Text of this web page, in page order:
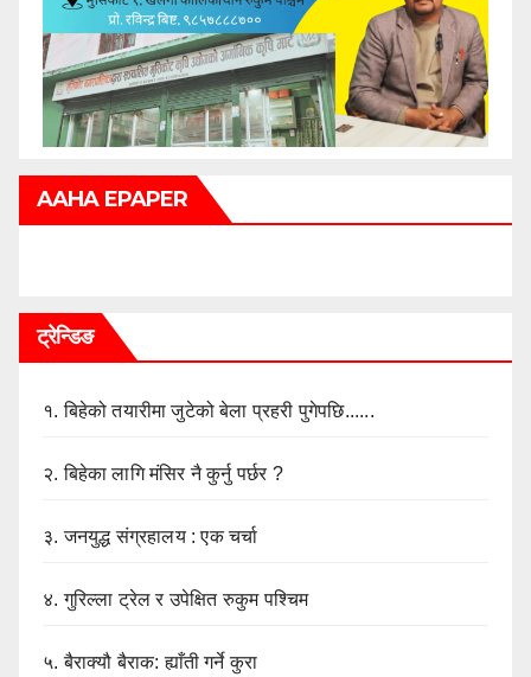
AAHA EPAPER
ट्रेन्डिङ
१.बिहेको तयारीमा जुटेको बेला प्रहरी पुगेपछि......
२.बिहेका लागि मंसिर नै कुर्नु पर्छर ?
३.जनयुद्ध संग्रहालय : एक चर्चा
४.गुरिल्ला ट्रेल र उपेक्षित रुकुम पश्चिम
५.बैराक्यौ बैराक: ह्याँती गर्ने कुरा